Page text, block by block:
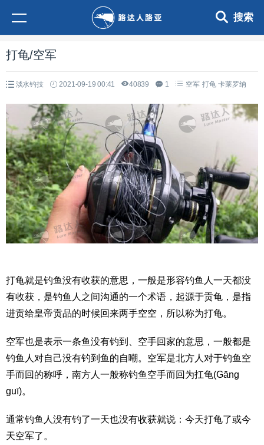
搜索
打龟/空军
淡水钓技 2021-09-19 00:41 40839 1 空军 打龟 卡莱罗纳
打龟就是钓鱼没有收获的意思，一般是形容钓鱼人一天都没
有收获，是钓鱼人之间沟通的一个术语，起源于贡龟，是指
进贡给皇帝贡品的时候回来两手空空，所以称为打龟。
空军也是表示一条鱼没有钓到、空手回家的意思，一般都是
钓鱼人对自己没有钓到鱼的自嘲。空军是北方人对于钓鱼空
手而回的称呼，南方人一般称钓鱼空手而回为扛龟(Gāng
guī)。
通常钓鱼人没有钓了一天也没有收获就说：今天打龟了或今
天空军了。